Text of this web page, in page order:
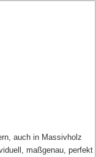
auch in Massivholz
maßgenau, perfekt